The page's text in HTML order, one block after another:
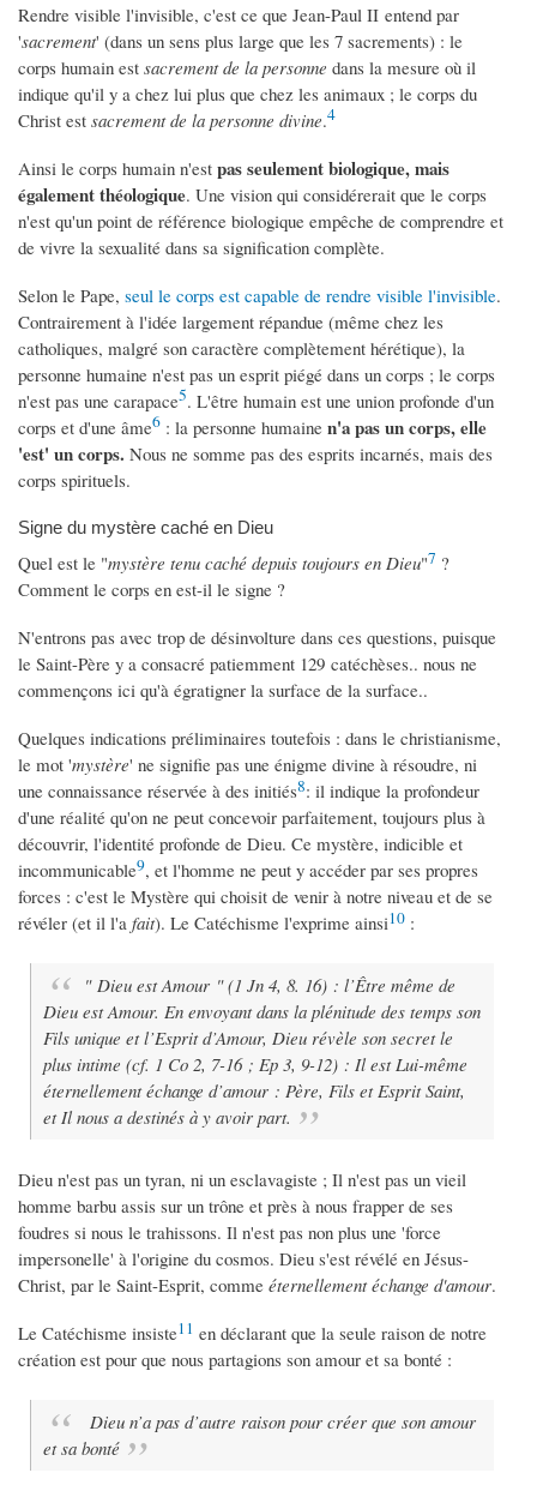
Rendre visible l'invisible, c'est ce que Jean-Paul II entend par
'sacrement' (dans un sens plus large que les 7 sacrements) : le
corps humain est sacrement de la personne dans la mesure où il
indique qu'il y a chez lui plus que chez les animaux ; le corps du
Christ est sacrement de la personne divine.4
Ainsi le corps humain n'est pas seulement biologique, mais
également théologique. Une vision qui considérerait que le corps
n'est qu'un point de référence biologique empêche de comprendre et
de vivre la sexualité dans sa signification complète.
Selon le Pape, seul le corps est capable de rendre visible l'invisible.
Contrairement à l'idée largement répandue (même chez les
catholiques, malgré son caractère complètement hérétique), la
personne humaine n'est pas un esprit piégé dans un corps ; le corps
n'est pas une carapace5. L'être humain est une union profonde d'un
corps et d'une âme6 : la personne humaine n'a pas un corps, elle
'est' un corps. Nous ne somme pas des esprits incarnés, mais des
corps spirituels.
Signe du mystère caché en Dieu
Quel est le "mystère tenu caché depuis toujours en Dieu"7 ?
Comment le corps en est-il le signe ?
N'entrons pas avec trop de désinvolture dans ces questions, puisque
le Saint-Père y a consacré patiemment 129 catéchèses.. nous ne
commençons ici qu'à égratigner la surface de la surface..
Quelques indications préliminaires toutefois : dans le christianisme,
le mot 'mystère' ne signifie pas une énigme divine à résoudre, ni
une connaissance réservée à des initiés8: il indique la profondeur
d'une réalité qu'on ne peut concevoir parfaitement, toujours plus à
découvrir, l'identité profonde de Dieu. Ce mystère, indicible et
incommunicable9, et l'homme ne peut y accéder par ses propres
forces : c'est le Mystère qui choisit de venir à notre niveau et de se
révéler (et il l'a fait). Le Catéchisme l'exprime ainsi10 :
" Dieu est Amour " (1 Jn 4, 8. 16) : l’Être même de
Dieu est Amour. En envoyant dans la plénitude des temps son
Fils unique et l’Esprit d’Amour, Dieu révèle son secret le
plus intime (cf. 1 Co 2, 7-16 ; Ep 3, 9-12) : Il est Lui-même
éternellement échange d’amour : Père, Fils et Esprit Saint,
et Il nous a destinés à y avoir part.
Dieu n'est pas un tyran, ni un esclavagiste ; Il n'est pas un vieil
homme barbu assis sur un trône et près à nous frapper de ses
foudres si nous le trahissons. Il n'est pas non plus une 'force
impersonelle' à l'origine du cosmos. Dieu s'est révélé en Jésus-
Christ, par le Saint-Esprit, comme éternellement échange d'amour.
Le Catéchisme insiste11 en déclarant que la seule raison de notre
création est pour que nous partagions son amour et sa bonté :
Dieu n’a pas d’autre raison pour créer que son amour
et sa bonté